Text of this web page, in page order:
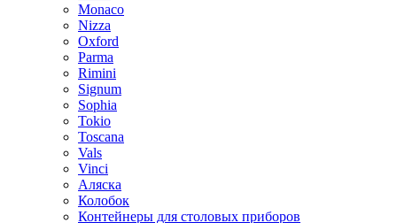
Monaco
Nizza
Oxford
Parma
Rimini
Signum
Sophia
Tokio
Toscana
Vals
Vinci
Аляска
Колобок
Контейнеры для столовых приборов